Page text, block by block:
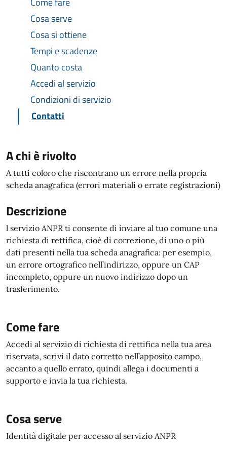
Cosa serve
Cosa si ottiene
Tempi e scadenze
Quanto costa
Accedi al servizio
Condizioni di servizio
Contatti
A chi è rivolto
A tutti coloro che riscontrano un errore nella propria
scheda anagrafica (errori materiali o errate registrazioni)
Descrizione
l servizio ANPR ti consente di inviare al tuo comune una
richiesta di rettifica, cioè di correzione, di uno o più
dati presenti nella tua scheda anagrafica: per esempio,
un errore ortografico nell’indirizzo, oppure un CAP
incompleto, oppure un nuovo indirizzo dopo un
trasferimento.
Come fare
Accedi al servizio di richiesta di rettifica nella tua area
riservata, scrivi il dato corretto nell’apposito campo,
accanto a quello errato, quindi allega i documenti a
supporto e invia la tua richiesta.
Cosa serve
Identità digitale per accesso al servizio ANPR